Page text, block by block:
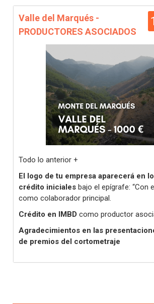
Valle del Marqués -
PRODUCTORES ASOCIADOS
Todo lo anterior +
El logo de tu empresa aparecerá en
crédito iniciales bajo el epígrafe: “Con
como colaborador principal.
Crédito en IMBD como productor
Agradecimientos en las
de premios del cortometraje